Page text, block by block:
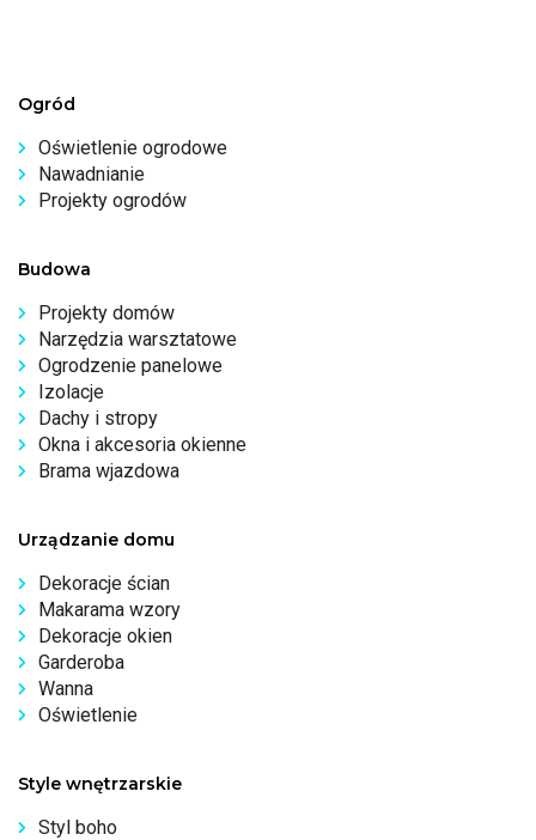
Ogród
Oświetlenie ogrodowe
Nawadnianie
Projekty ogrodów
Budowa
Projekty domów
Narzędzia warsztatowe
Ogrodzenie panelowe
Izolacje
Dachy i stropy
Okna i akcesoria okienne
Brama wjazdowa
Urządzanie domu
Dekoracje ścian
Makarama wzory
Dekoracje okien
Garderoba
Wanna
Oświetlenie
Style wnętrzarskie
Styl boho